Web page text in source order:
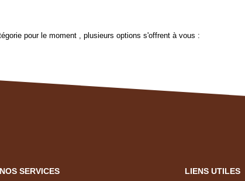
pour le moment , plusieurs options s'offrent à vous :
NOS SERVICES
LIENS UTILES